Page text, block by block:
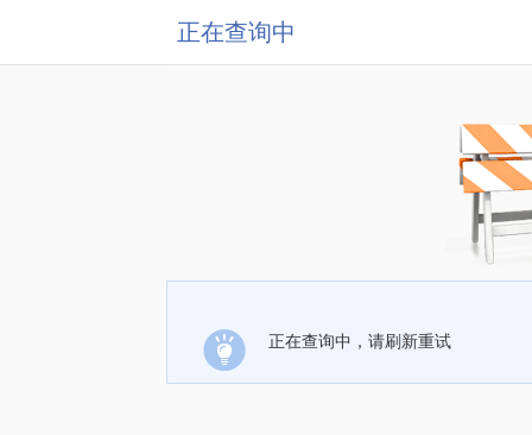
正在查询中
正在查询中，请刷新重试